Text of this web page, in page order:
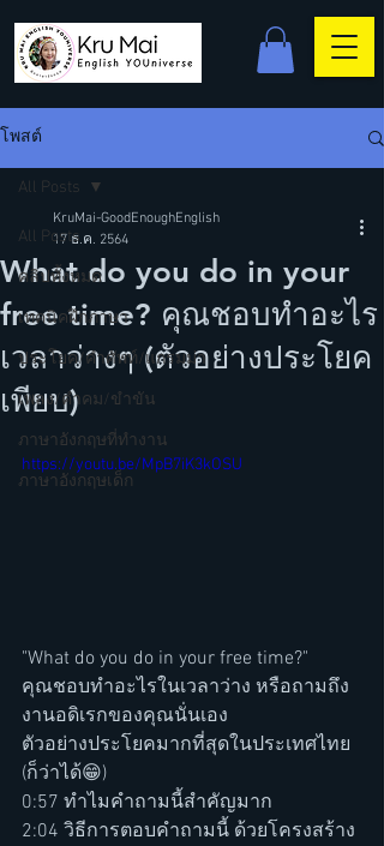
โพสต์
All Posts
คลิปทั้งหมด
เทคนิคฝึกภาษา
ประโยค/คำศัพท์/แกรมม่า
เพลง/คำคม/ขำขัน
ภาษาอังกฤษที่ทำงาน
ภาษาอังกฤษเด็ก
All Posts
What do you do in your
free time? คุณชอบทำอะไร
เวลาว่างๆ (ตัวอย่างประโยค
เพียบ)
KruMai-GoodEnoughEnglish
17 ธ.ค. 2564
https://youtu.be/MpB7iK3kOSU
"What do you do in your free time?"
คุณชอบทำอะไรในเวลาว่าง หรือถามถึง
งานอดิเรกของคุณนั่นเอง
ตัวอย่างประโยคมากที่สุดในประเทศไทย
(ก็ว่าได้😁)
0:57 ทำไมคำถามนี้สำคัญมาก
2:04 วิธีการตอบคำถามนี้ ด้วยโครงสร้าง